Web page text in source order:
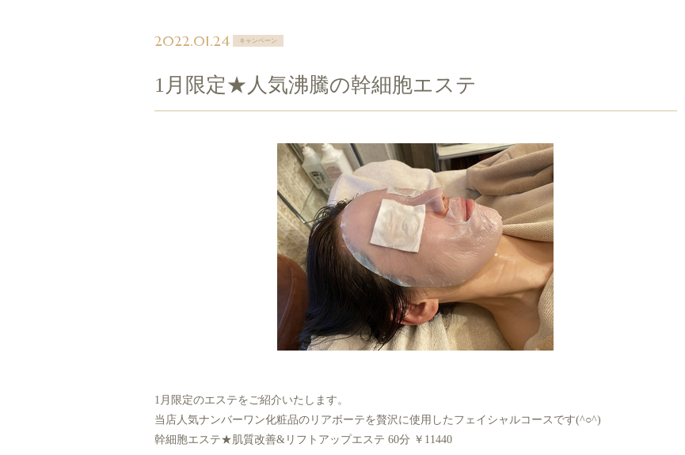
2022.01.24 キャンペーン
1月限定★人気沸騰の幹細胞エステ
1月限定のエステをご紹介いたします。
当店人気ナンバーワン化粧品のリアボーテを贅沢に使用したフェイシャルコースです(^○^)
幹細胞エステ★肌質改善&リフトアップエステ 60分 ￥11440